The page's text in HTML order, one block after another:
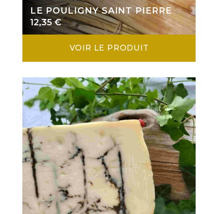
LE POULIGNY SAINT PIERRE
12,35€
VOIR LE PRODUIT